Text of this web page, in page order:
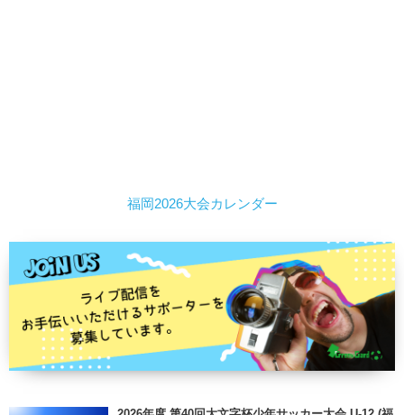
福岡2026大会カレンダー